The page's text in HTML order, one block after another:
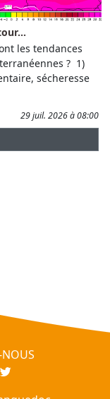
les tendances
? 1)
sécheresse
29 juil. 2026 à 08:00